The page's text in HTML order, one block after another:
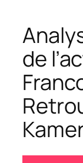
de